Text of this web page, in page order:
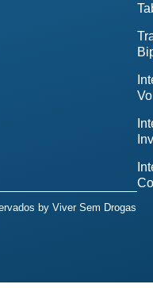
by Viver Sem Drogas